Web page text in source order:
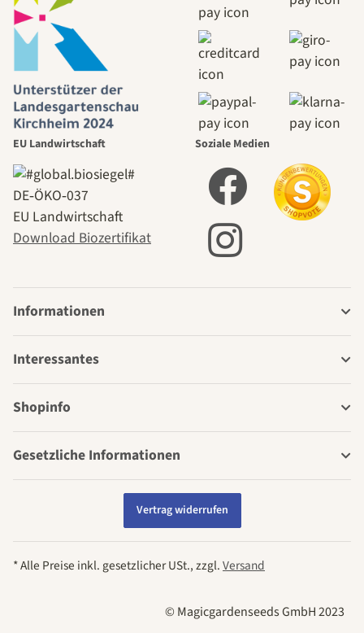
EU Landwirtschaft
DE‑ÖKO‑037
EU Landwirtschaft
Download Biozertifikat
Soziale Medien
Informationen
Interessantes
Shopinfo
Gesetzliche Informationen
Vertrag widerrufen
* Alle Preise inkl. gesetzlicher USt., zzgl.Versand
© Magicgardenseeds GmbH 2023